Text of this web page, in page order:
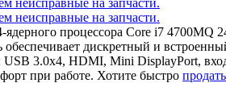
ядерного процессора Core i7
дискретный и
3.0x4, HDMI, Mini DisplayPort,
при работе. Хотите быстро